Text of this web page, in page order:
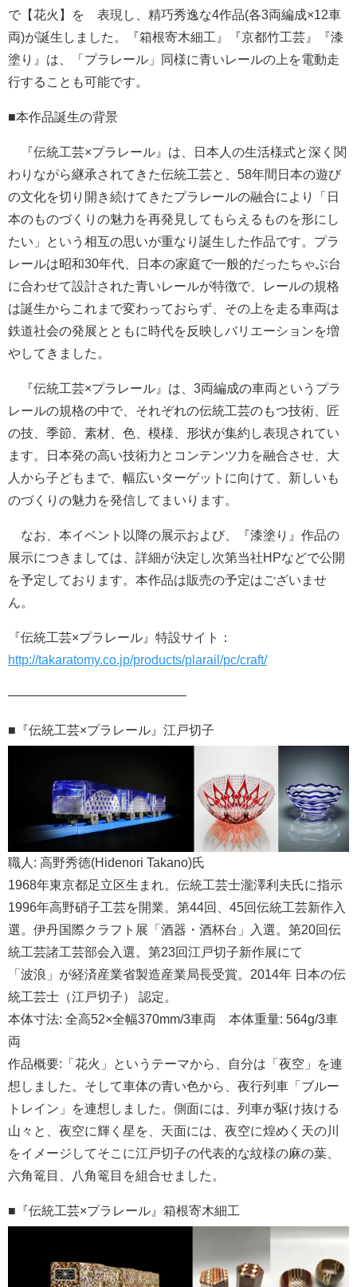
で【花火】を 表現し、精巧秀逸な4作品(各3両編成×12車
両)が誕生しました。『箱根寄木細工』『京都竹工芸』『漆
塗り』は、「プラレール」同様に青いレールの上を電動走
行することも可能です。
■本作品誕生の背景
『伝統工芸×プラレール』は、日本人の生活様式と深く関
わりながら継承されてきた伝統工芸と、58年間日本の遊び
の文化を切り開き続けてきたプラレールの融合により「日
本のものづくりの魅力を再発見してもらえるものを形にし
たい」という相互の思いが重なり誕生した作品です。プラ
レールは昭和30年代、日本の家庭で一般的だったちゃぶ台
に合わせて設計された青いレールが特徴で、レールの規格
は誕生からこれまで変わっておらず、その上を走る車両は
鉄道社会の発展とともに時代を反映しバリエーションを増
やしてきました。
『伝統工芸×プラレール』は、3両編成の車両というプラ
レールの規格の中で、それぞれの伝統工芸のもつ技術、匠
の技、季節、素材、色、模様、形状が集約し表現されてい
ます。日本発の高い技術力とコンテンツ力を融合させ、大
人から子どもまで、幅広いターゲットに向けて、新しいも
のづくりの魅力を発信してまいります。
なお、本イベント以降の展示および、『漆塗り』作品の
展示につきましては、詳細が決定し次第当社HPなどで公開
を予定しております。本作品は販売の予定はございませ
ん。
『伝統工芸×プラレール』特設サイト：
http://takaratomy.co.jp/products/plarail/pc/craft/
——————————————
■『伝統工芸×プラレール』江戸切子
職人: 高野秀徳(Hidenori Takano)氏
1968年東京都足立区生まれ。伝統工芸士瀧澤利夫氏に指示
1996年高野硝子工芸を開業。第44回、45回伝統工芸新作入
選。伊丹国際クラフト展「酒器・酒杯台」入選。第20回伝
統工芸諸工芸部会入選。第23回江戸切子新作展にて
「波浪」が経済産業省製造産業局長受賞。2014年 日本の伝
統工芸士（江戸切子） 認定。
本体寸法: 全高52×全幅370mm/3車両 本体重量: 564g/3車
両
作品概要:「花火」というテーマから、自分は「夜空」を連
想しました。そして車体の青い色から、夜行列車「ブルー
トレイン」を連想しました。側面には、列車が駆け抜ける
山々と、夜空に輝く星を、天面には、夜空に煌めく天の川
をイメージしてそこに江戸切子の代表的な紋様の麻の葉、
六角篭目、八角篭目を組合せました。
■『伝統工芸×プラレール』箱根寄木細工